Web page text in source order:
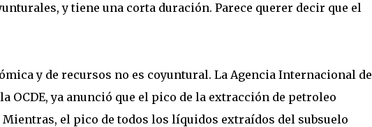
y tiene una corta duración. Parece querer decir que el
y de recursos no es coyuntural. La Agencia Internacional de
OCDE, ya anunció que el pico de la extracción de petroleo
el pico de todos los líquidos extraídos del subsuelo